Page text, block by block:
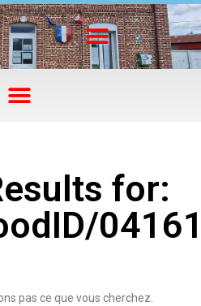
for:
pas ce que vous cherchez.